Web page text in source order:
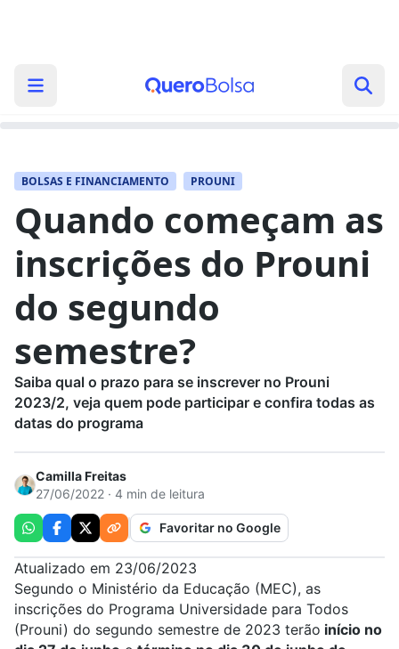
BOLSAS E FINANCIAMENTO PROUNI
Quando começam as
inscrições do Prouni
do segundo
semestre?
Saiba qual o prazo para se inscrever no Prouni
2023/2, veja quem pode participar e confira todas as
datas do programa
Camilla Freitas
27/06/2022 · 4 min de leitura
Favoritar no Google
Atualizado em 23/06/2023
Segundo o Ministério da Educação (MEC), as
inscrições do Programa Universidade para Todos
(Prouni) do segundo semestre de 2023 terão início no